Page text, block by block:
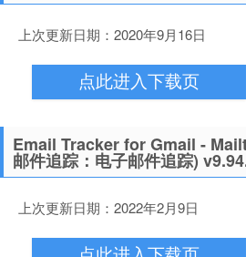
上次更新日期：2020年9月16日
点此进入下载页
Email Tracker for Gmail -
邮件追踪：电子邮件追踪)
上次更新日期：2022年2月9日